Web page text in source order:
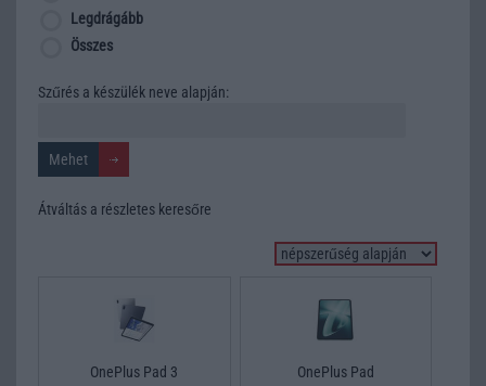
Legdrágább
Összes
Szűrés a készülék neve alapján:
Átváltás a részletes keresőre
OnePlus Pad 3 OnePlus Pad